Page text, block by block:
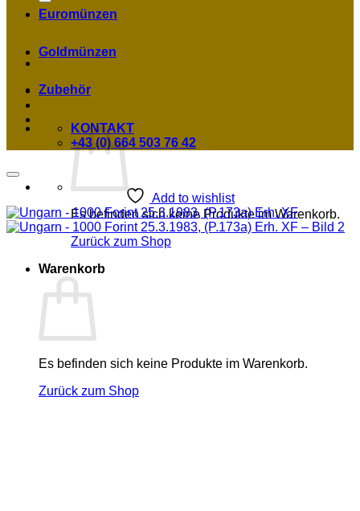
Es befinden sich keine Produkte im Warenkorb.
Zurück zum Shop
Warenkorb
Es befinden sich keine Produkte im Warenkorb.
Zurück zum Shop
Euromünzen
Goldmünzen
Zubehör
KONTAKT
+43 (0) 664 503 76 42
Add to wishlist